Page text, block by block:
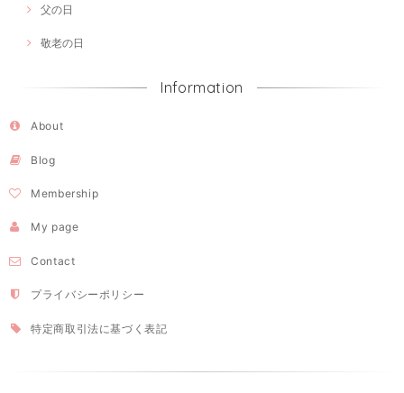
父の日
敬老の日
Information
About
Blog
Membership
My page
Contact
プライバシーポリシー
特定商取引法に基づく表記